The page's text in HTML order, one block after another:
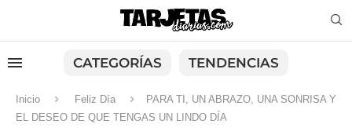
CATEGORÍAS TENDENCIAS
Inicio Feliz Día
PARA TI, UN ABRAZO, UNA SONRISA Y
EL DESEO DE QUE TENGAS UN LINDO DÍA